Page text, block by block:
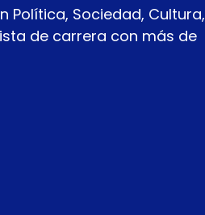
Política, Sociedad, Cultura,
de carrera con más de